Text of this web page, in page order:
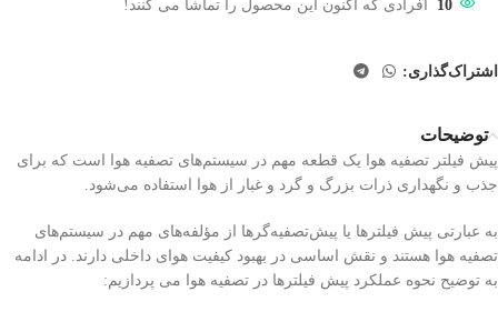
10 افرادی که اکنون این محصول را تماشا می کنند!
اشتراک‌گذاری:
توضیحات
پیش فیلتر تصفیه هوا یک قطعه مهم در سیستم‌های تصفیه هوا است که برای
جذب و نگهداری ذرات بزرگ و گرد و غبار از هوا استفاده می‌شود.
به عبارتی پیش فیلترها یا پیش‌تصفیه‌گرها از مؤلفه‌های مهم در سیستم‌های
تصفیه هوا هستند و نقش اساسی در بهبود کیفیت هوای داخلی دارند. در ادامه
به توضیح نحوه عملکرد پیش فیلترها در تصفیه هوا می پردازیم: